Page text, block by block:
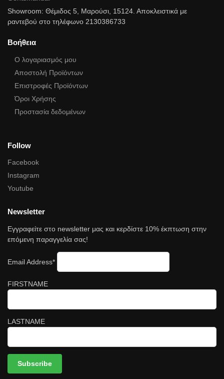
Showroom: Θέμιδος 5, Μαρούσι, 15124. Αποκλειστικά με
ραντεβού στο τηλέφωνο 2130386733
Βοήθεια
Ο λογαριασμός μου
Αποστολή Προϊόντων
Επιστροφές Προϊόντων
Όροι Χρήσης
Προστασία δεδομένων
Follow
Facebook
Instagram
Youtube
Newsletter
Εγγραφείτε στο newsletter μας και κερδίστε 10% έκπτωση στην
επόμενη παραγγελία σας!
Email Address*
FIRSTNAME
LASTNAME